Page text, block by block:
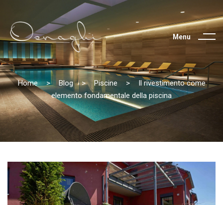
Menu
Home > Blog > Piscine >
Il rivestimento come
elemento fondamentale della piscina